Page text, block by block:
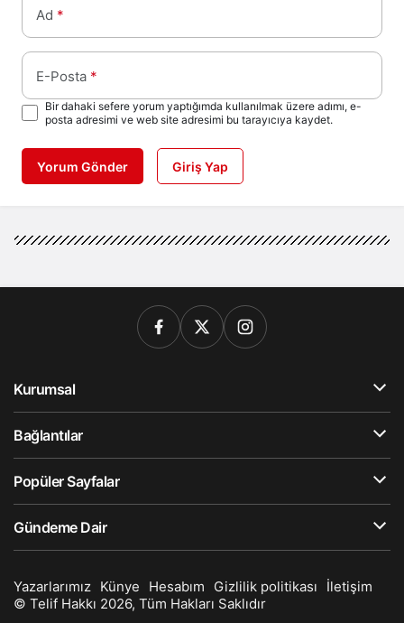
Ad *
E-Posta *
Bir dahaki sefere yorum yaptığımda kullanılmak üzere adımı, e-
posta adresimi ve web site adresimi bu tarayıcıya kaydet.
Yorum Gönder Giriş Yap
Kurumsal
Bağlantılar
Popüler Sayfalar
Gündeme Dair
Yazarlarımız Künye Hesabım Gizlilik politikası
İletişim
© Telif Hakkı 2026, Tüm Hakları Saklıdır